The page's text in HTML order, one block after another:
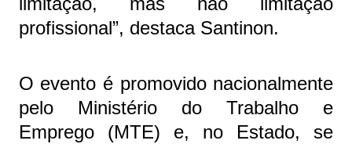
profissional”, destaca Santinon.
O evento é promovido nacionalmente
pelo Ministério do Trabalho e
Emprego (MTE) e, no Estado, se